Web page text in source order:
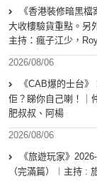
《香港裝修暗黑
大收樓驗貨重點。另
主持：瘋子江少，
2026/08/06
《CAB爆的士台
佢？睇你自己喇！｜
肥叔叔、阿楊
2026/08/06
《旅遊玩家》
（完滿篇）︱主持 :